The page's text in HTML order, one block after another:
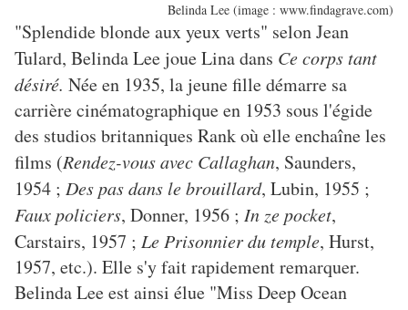
Belinda Lee (image : www.findagrave.com)
"Splendide blonde aux yeux verts" selon Jean
Tulard, Belinda Lee joue Lina dans Ce corps tant
désiré. Née en 1935, la jeune fille démarre sa
carrière cinématographique en 1953 sous l'égide
des studios britanniques Rank où elle enchaîne les
films (Rendez-vous avec Callaghan, Saunders,
1954 ; Des pas dans le brouillard, Lubin, 1955 ;
Faux policiers, Donner, 1956 ; In ze pocket,
Carstairs, 1957 ; Le Prisonnier du temple, Hurst,
1957, etc.). Elle s'y fait rapidement remarquer.
Belinda Lee est ainsi élue "Miss Deep Ocean